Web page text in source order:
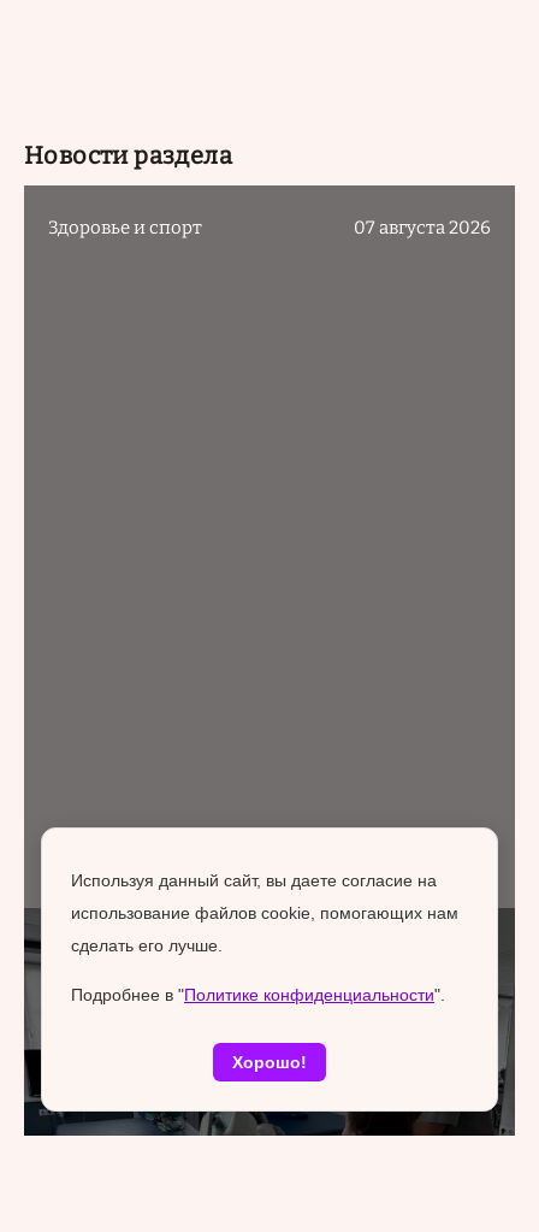
Новости раздела
Здоровье и спорт 07 августа 2026
Используя данный сайт, вы даете согласие на
использование файлов cookie, помогающих нам
сделать его лучше.
Подробнее в "Политике конфиденциальности".
Хорошо!